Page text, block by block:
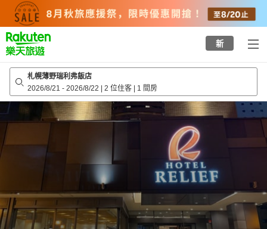
top
page
新
札幌薄野瑞利弗飯店
2026/8/21 - 2026/8/22 | 2 位住客 | 1 間房